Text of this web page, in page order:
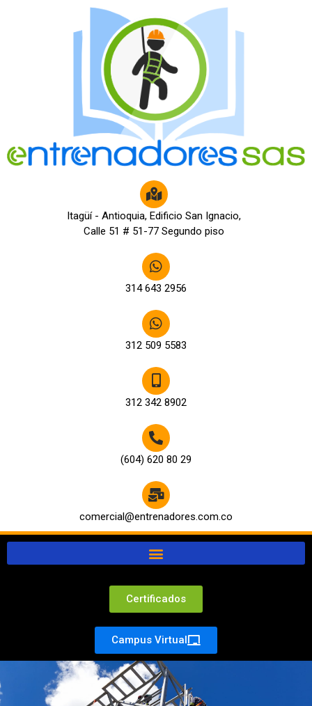
Itagüí - Antioquia, Edificio San Ignacio,
Calle 51 # 51-77 Segundo piso
314 643 2956
312 509 5583
312 342 8902
(604) 620 80 29
comercial@entrenadores.com.co
Certificados
Campus Virtual